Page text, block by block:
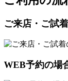
ご来店・ご試
WEB予約の場